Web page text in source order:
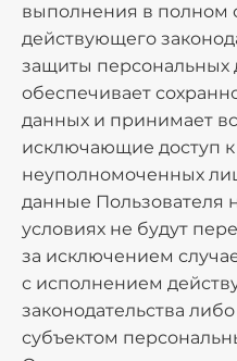
выполнения в полном
действующего
защиты персональных
обеспечивает
данных и принимает
исключающие доступ
неуполномоченных
данные Пользователя
условиях не будут
за исключением
с исполнением
законодательства
субъектом